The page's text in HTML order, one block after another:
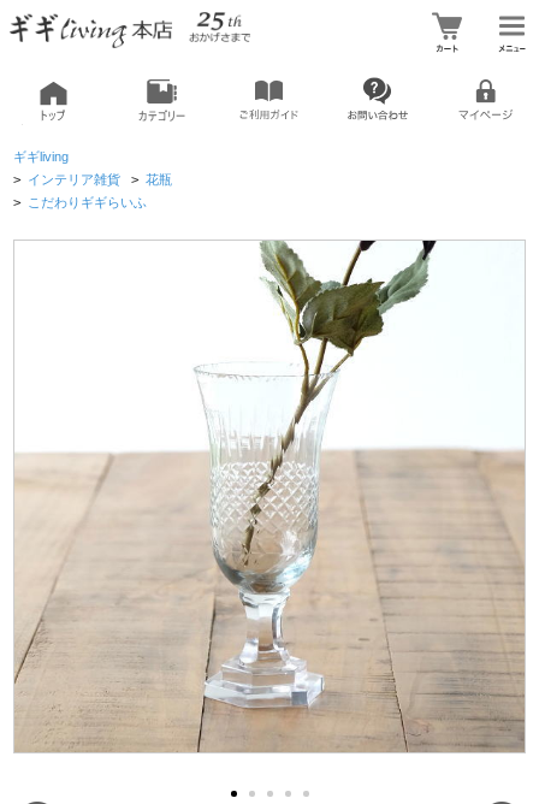
ギギliving
> インテリア雑貨 > 花瓶
> こだわりギギらいふ